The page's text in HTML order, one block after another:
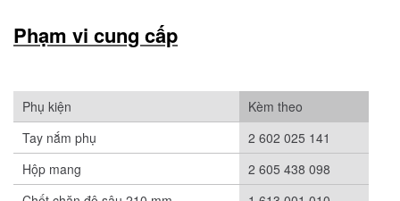
Phạm vi cung cấp
Phụ kiện
Kèm theo
Tay nắm phụ
2 602 025 141
Hộp mang
2 605 438 098